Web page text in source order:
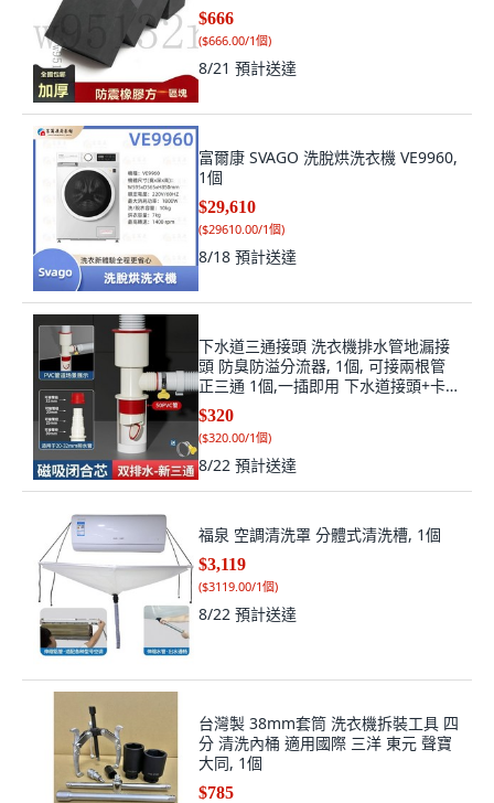
$666
($666.00/1個)
8/21 預計送達
富爾康 SVAGO 洗脫烘洗衣機 VE9960,
1個
$29,610
($29610.00/1個)
8/18 預計送達
下水道三通接頭 洗衣機排水管地漏接
頭 防臭防溢分流器, 1個, 可接兩根管
正三通 1個,一插即用 下水道接頭+卡箍
防臭防蟲
$320
($320.00/1個)
8/22 預計送達
福泉 空調清洗罩 分體式清洗槽, 1個
$3,119
($3119.00/1個)
8/22 預計送達
台灣製 38mm套筒 洗衣機拆裝工具 四
分 清洗內桶 適用國際 三洋 東元 聲寶
大同, 1個
$785